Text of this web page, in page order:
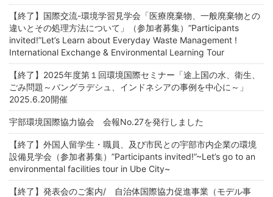
【終了】国際交流-環境学習見学会「医療廃棄物、一般廃棄物との
違いとその処理方法について」（参加者募集）”Participants
invited!”Let’s Learn about Everyday Waste Management !
International Exchange & Environmental Learning Tour
【終了】2025年度第１回環境国際セミナー「途上国の水、衛生、
ごみ問題～バングラデシュ、インドネシアの事例を中心に～」
2025.6.20開催
宇部環境国際協力協会 会報No.27を発行しました
【終了】外国人留学生・職員、及び市民との宇部市内企業の環境
設備見学会（参加者募集）”Participants invited!”~Let’s go to an
environmental facilities tour in Ube City~
【終了】発表会のご案内/ 自治体国際協力促進事業（モデル事